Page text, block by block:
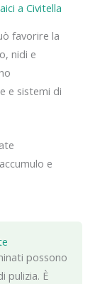
possono
pulizia. È
a Civitella
favorire la
nidi e
e sistemi di
e